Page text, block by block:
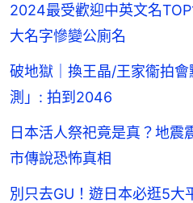
2024最受歡迎中英文名
大名字慘變公廁名
破地獄｜換王晶/王家衞拍
測」: 拍到2046
日本活人祭祀竟是真？地震
市傳說恐怖真相
別只去GU！遊日本必逛5